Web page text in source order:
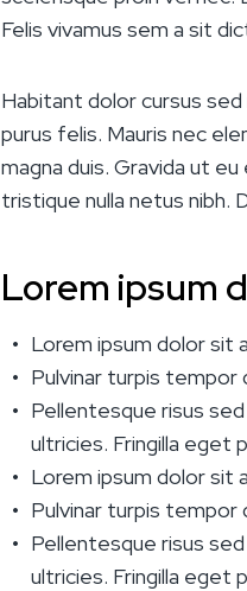
Felis vivamus sem a sit
Habitant dolor cursus
purus felis. Mauris nec
magna duis. Gravida ut
tristique nulla netus nibh.
Lorem ipsum
Lorem ipsum dolor sit
Pulvinar turpis tempor
Pellentesque risus
ultricies. Fringilla eget
Lorem ipsum dolor sit
Pulvinar turpis tempor
Pellentesque risus
ultricies. Fringilla eget